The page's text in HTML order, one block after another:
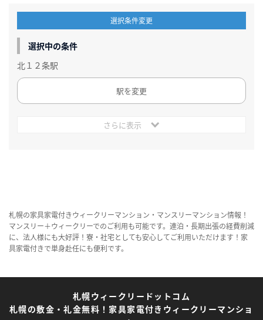
選択条件変更
選択中の条件
北１２条駅
駅を変更
さらに表示
札幌の家具家電付きウィークリーマンション・マンスリーマンション情報！
マンスリー＋ウィークリーでのご利用も可能です。連泊・長期出張の経費削減
に、法人様にも大好評！寮・社宅としても安心してご利用いただけます！家
具家電付きで単身赴任にも便利です。
札幌ウィークリードットコム
札幌の敷金・礼金無料！家具家電付きウィークリーマンショ